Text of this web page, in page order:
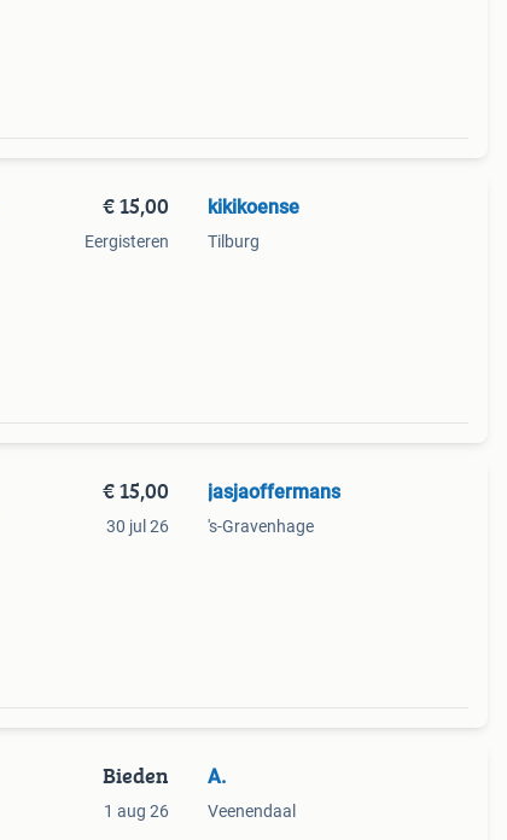
€ 15,00
Eergisteren
kikikoense
Tilburg
€ 15,00
30 jul 26
jasjaoffermans
's-Gravenhage
Bieden
1 aug 26
A.
Veenendaal